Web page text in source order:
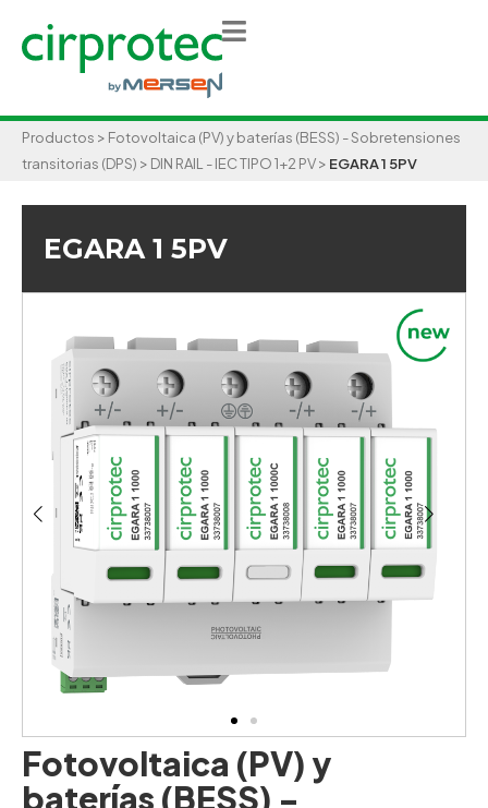
Productos > Fotovoltaica (PV) y baterías (BESS) - Sobretensiones
transitorias (DPS) > DIN RAIL - IEC TIPO 1+2 PV> EGARA 1 5PV
EGARA 1 5PV
Fotovoltaica (PV) y
baterías (BESS) -